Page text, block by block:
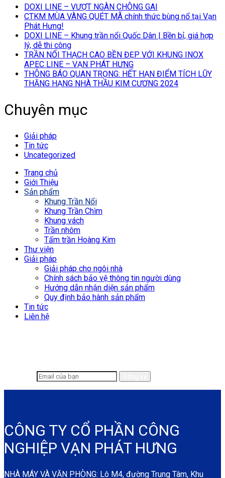
DOXI LINE – VƯỢT NGÀN CHÔNG GAI
CTKM MÙA VÀNG QUÉT MÃ chính thức bùng nổ tại Vạn
Phát Hưng!
DOXI LINE – Khung trần nổi Quốc Dân | Bền bỉ, giá hợp
lý, dễ thi công
TRẦN NỔI THẠCH CAO BỀN ĐẸP VỚI KHUNG INOX
APEC LINE – VẠN PHÁT HƯNG
THÔNG BÁO QUAN TRỌNG: HẾT HẠN ĐIỂM TÍCH LŨY
THĂNG HẠNG NHÀ THẦU KIM CƯƠNG 2024
Chuyên mục
Giải pháp
Tin tức
Uncategorized
Trang chủ
Giới Thiệu
Sản phẩm
Khung Trần Nổi
Khung Trần Chìm
Khung vách
Trần nhôm
Tấm trần Hoàng Kim
Thư viện
Giải pháp
Giải pháp cho ngôi nhà
Chính sách bảo vệ thông tin người dùng
Hướng dẫn nhận diện sản phẩm
Quy định bảo hành sản phẩm
Tin tức
Liên hệ
CÔNG TY CỔ PHẦN CÔNG
NGHIỆP VẠN PHÁT HƯNG
NHÀ MÁY VÀ VĂN PHÒNG: Lô M4, đường Trung Tâm, Khu